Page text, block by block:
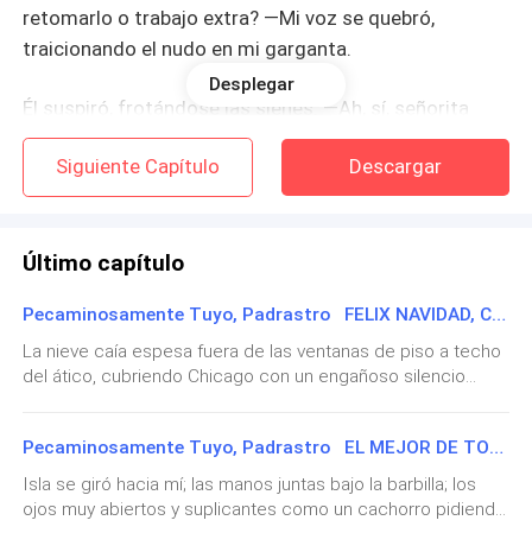
retomarlo o trabajo extra? —Mi voz se quebró,
traicionando el nudo en mi garganta.
Él suspiró, frotándose las sienes. —Ah, sí, señorita
Ava. Mira, estoy saturado de calificaciones y
reuniones de comité. Vuelve la próxima semana, el
lunes, digamos a las 2 PM. Tendré tiempo entonces,
hundiéndose aún más.
Hoy era viernes, el final de una semana infernal.
purgatorio.
Pero ¿qué opción tenía? —Está bien… gracias.
Desplegar
Siguiente Capítulo Descargar
Último capítulo
Pecaminosamente Tuyo, Padrastro FELIX NAVIDAD, CARA.
La nieve caía espesa fuera de las ventanas de piso a techo
del ático, cubriendo Chicago con un engañoso silencio
fiestas se sentían como otra capa más de tensión: cuerdas
de terciopelo rojo colgando de las camas de cuatro postes
como guirnaldas retorcidas, un decantador de cristal con
ponche de huevo con alcohol en la mesilla de noche.Estaba
Pecaminosamente Tuyo, Padrastro EL MEJOR DE TODOS
Isla se giró hacia mí; las manos juntas bajo la barbilla; los
ojos muy abiertos y suplicantes como un cachorro pidiendo